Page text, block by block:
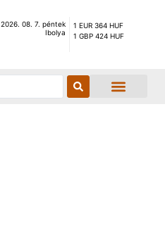
2026. 08. 7. péntek
Ibolya
1 EUR 364 HUF
1 GBP 424 HUF